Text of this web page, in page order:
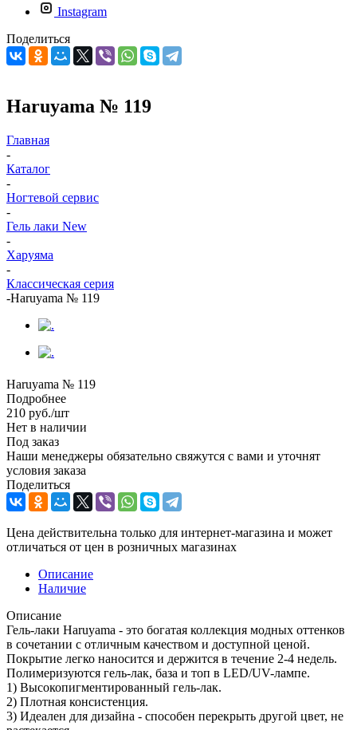
Instagram
Поделиться
Haruyama № 119
Главная
-
Каталог
-
Ногтевой сервис
-
Гель лаки New
-
Харуяма
-
Классическая серия
-Haruyama № 119
Haruyama № 119
Подробнее
210 руб./шт
Нет в наличии
Под заказ
Наши менеджеры обязательно свяжутся с вами и уточнят
условия заказа
Поделиться
Цена действительна только для интернет-магазина и может
отличаться от цен в розничных магазинах
Описание
Наличие
Описание
Гель-лаки Haruyama - это богатая коллекция модных оттенков
в сочетании с отличным качеством и доступной ценой.
Покрытие легко наносится и держится в течение 2-4 недель.
Полимеризуются гель-лак, база и топ в LED/UV-лампе.
1) Высокопигментированный гель-лак.
2) Плотная консистенция.
3) Идеален для дизайна - способен перекрыть другой цвет, не